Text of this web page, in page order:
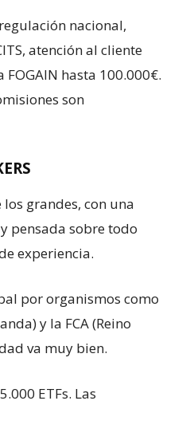
nacional,
atención al cliente
hasta 100.000€.
son
los grandes, con una
pensada sobre todo
experiencia.
por organismos como
y la FCA (Reino
va muy bien.
ETFs. Las